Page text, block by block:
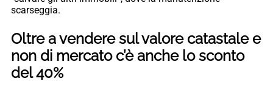
scarseggia.
Oltre a vendere sul valore catastale e
non di mercato c’è anche lo sconto
del 40%